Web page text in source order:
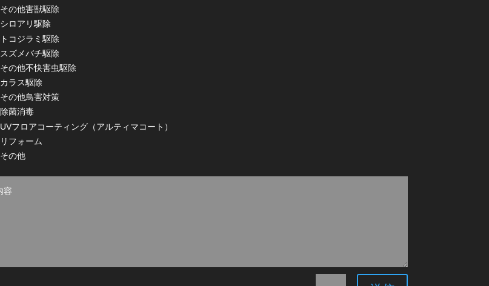
その他害獣駆除
シロアリ駆除
トコジラミ駆除
スズメバチ駆除
その他不快害虫駆除
カラス駆除
その他鳥害対策
除菌消毒
UVフロアコーティング（アルティマコート）
リフォーム
その他